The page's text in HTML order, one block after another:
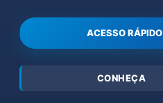
ACESSO RÁPIDO
CONHEÇA